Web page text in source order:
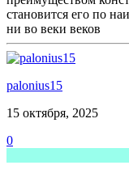
становится его по
ни во веки веков
palonius15
15 октября, 2025
0